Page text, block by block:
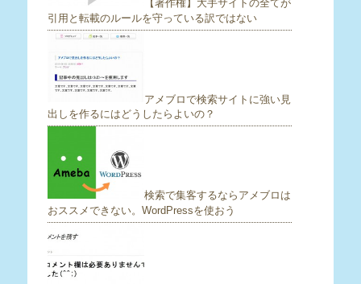
【著作権】大手サイトの全てが
引用と転載のルールを守っている訳ではない
アメブロで検索サイトに強い見
出しを作るにはどうしたらよいの？
検索で集客するならアメブロは
おススメできない。WordPressを使おう